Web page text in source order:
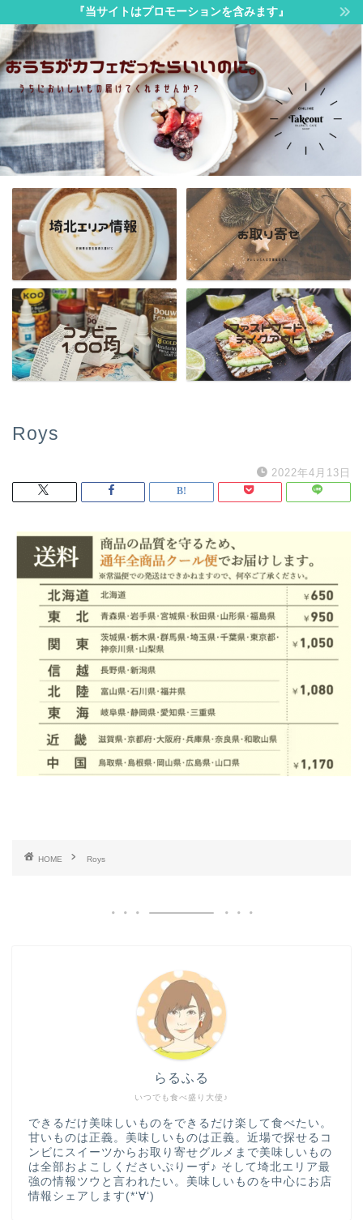
『当サイトはプロモーションを含みます』
Roys
2022年4月13日
HOME Roys
いつでも食べ盛り大使♪
らるふる
できるだけ美味しいものをできるだけ楽して食べたい。
甘いものは正義。美味しいものは正義。近場で探せるコ
ンビにスイーツからお取り寄せグルメまで美味しいもの
は全部およこしくださいぷりーず♪ そして埼北エリア最
強の情報ツウと言われたい。美味しいものを中心にお店
情報シェアします(*‘∀‘)